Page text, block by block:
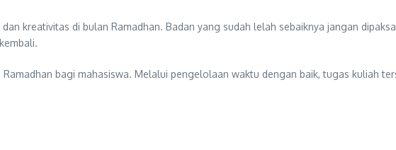
kreativitas di bulan Ramadhan. Badan yang sudah lelah sebaiknya jangan
bagi mahasiswa. Melalui pengelolaan waktu dengan baik, tugas kuliah